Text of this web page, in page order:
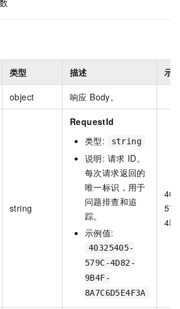
类型 描述 示
object 响应 Body。
string
RequestId
类型:
string
说明: 请求 ID。
每次请求返回的
唯一标识，用于
问题排查和追
踪。
示例值:
40325405-
579C-4D82-
9B4F-
8A7C6D5E4F3A